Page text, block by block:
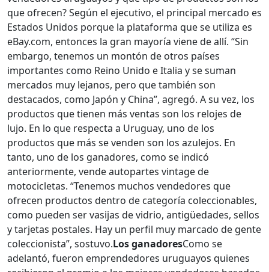
que ofrecen? Según el ejecutivo, el principal mercado es
Estados Unidos porque la plataforma que se utiliza es
eBay.com, entonces la gran mayoría viene de allí. “Sin
embargo, tenemos un montón de otros países
importantes como Reino Unido e Italia y se suman
mercados muy lejanos, pero que también son
destacados, como Japón y China”, agregó. A su vez, los
productos que tienen más ventas son los relojes de
lujo. En lo que respecta a Uruguay, uno de los
productos que más se venden son los azulejos. En
tanto, uno de los ganadores, como se indicó
anteriormente, vende autopartes vintage de
motocicletas. “Tenemos muchos vendedores que
ofrecen productos dentro de categoría coleccionables,
como pueden ser vasijas de vidrio, antigüedades, sellos
y tarjetas postales. Hay un perfil muy marcado de gente
coleccionista”, sostuvo.Los ganadoresComo se
adelantó, fueron emprendedores uruguayos quienes